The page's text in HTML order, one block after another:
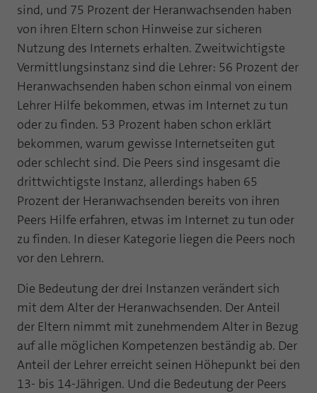
sind, und 75 Prozent der Heranwachsenden haben
von ihren Eltern schon Hinweise zur sicheren
Nutzung des Internets erhalten. Zweitwichtigste
Vermittlungsinstanz sind die Lehrer: 56 Prozent der
Heranwachsenden haben schon einmal von einem
Lehrer Hilfe bekommen, etwas im Internet zu tun
oder zu finden. 53 Prozent haben schon erklärt
bekommen, warum gewisse Internetseiten gut
oder schlecht sind. Die Peers sind insgesamt die
drittwichtigste Instanz, allerdings haben 65
Prozent der Heranwachsenden bereits von ihren
Peers Hilfe erfahren, etwas im Internet zu tun oder
zu finden. In dieser Kategorie liegen die Peers noch
vor den Lehrern.
Die Bedeutung der drei Instanzen verändert sich
mit dem Alter der Heranwachsenden. Der Anteil
der Eltern nimmt mit zunehmendem Alter in Bezug
auf alle möglichen Kompetenzen beständig ab. Der
Anteil der Lehrer erreicht seinen Höhepunkt bei den
13- bis 14-Jährigen. Und die Bedeutung der Peers
Zweck
Cookie von AT INTERNET zur Steuerung der
erweiterten Script- und Ereignisbehandlung